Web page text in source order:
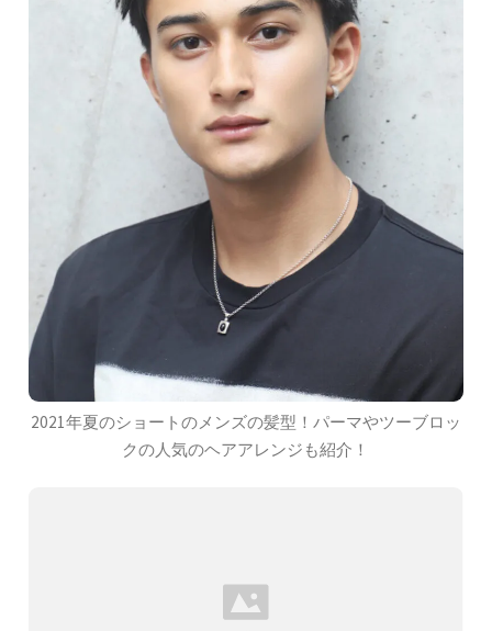
2021年夏のショートのメンズの髪型！パーマやツーブロッ
クの人気のヘアアレンジも紹介！